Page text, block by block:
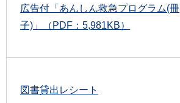
広告付「あんしん救急プログラム(冊
子)」（PDF：5,981KB）
図書貸出レシート